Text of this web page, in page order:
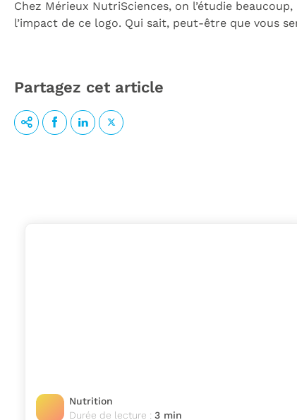
Chez Mérieux NutriSciences, on l’étudie
l’impact de ce logo. Qui sait, peut-être que vous
Partagez cet article
Nutrition
Durée de lecture :3 min